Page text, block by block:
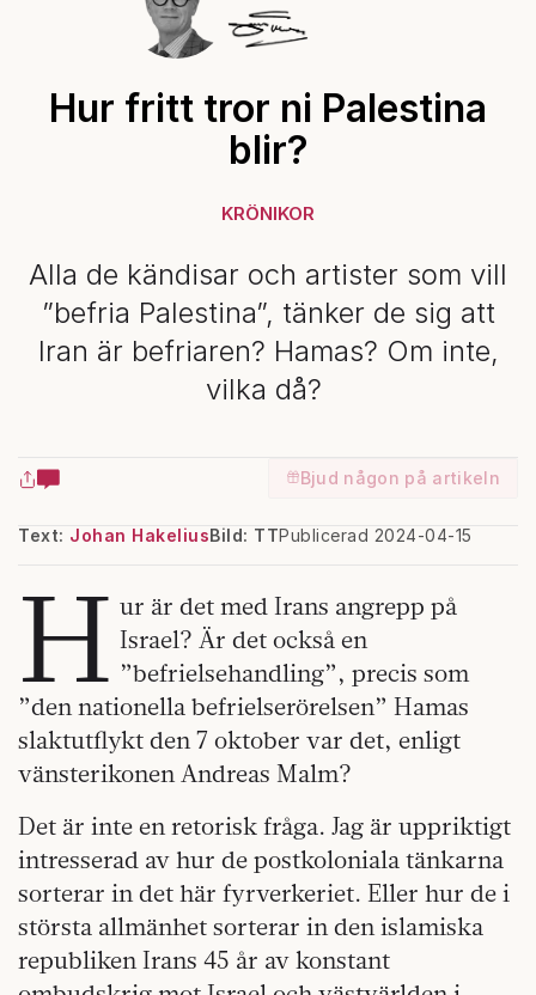
Hur fritt tror ni Palestina
blir?
KRÖNIKOR
Alla de kändisar och artister som vill
”befria Palestina”, tänker de sig att
Iran är befriaren? Hamas? Om inte,
vilka då?
Bjud någon på artikeln
Text: Johan Hakelius Publicerad 2024-04-15
Bild: TT
H ur är det med Irans angrepp på
Israel? Är det också en
”befrielsehandling”, precis som
”den nationella befrielserörelsen” Hamas
slaktutflykt den 7 oktober var det, enligt
vänsterikonen Andreas Malm?
Det är inte en retorisk fråga. Jag är uppriktigt
intresserad av hur de postkoloniala tänkarna
sorterar in det här fyrverkeriet. Eller hur de i
största allmänhet sorterar in den islamiska
republiken Irans 45 år av konstant